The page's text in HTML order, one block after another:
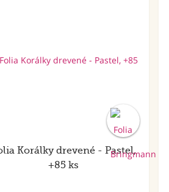
Korálky drevené - Pastel,
+85 ks